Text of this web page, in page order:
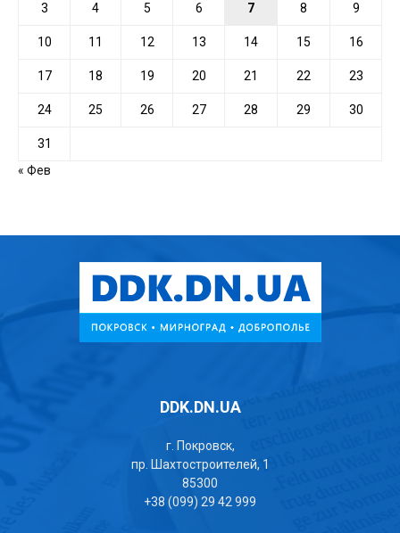
3 4 5 6 7 8 9
10 11 12 13 14 15 16
17 18 19 20 21 22 23
24 25 26 27 28 29 30
31
« Фев
DDK.DN.UA
г. Покровск,
пр. Шахтостроителей, 1
85300
+38 (099) 29 42 999